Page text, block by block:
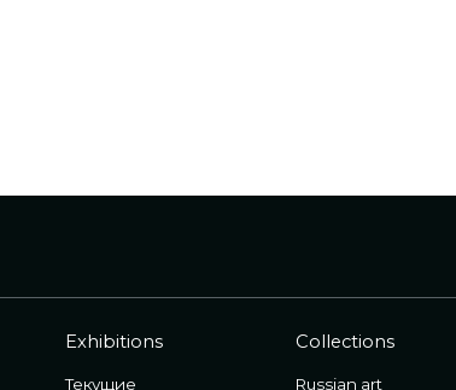
Exhibitions
Текущие
Collections
Russian art